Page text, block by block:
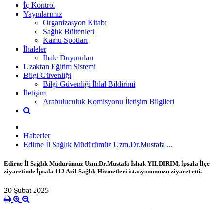
İç Kontrol
Yayınlarımız
Organizasyon Kitabı
Sağlık Bültenleri
Kamu Spotları
İhaleler
İhale Duyuruları
Uzaktan Eğitim Sistemi
Bilgi Güvenliği
Bilgi Güvenliği İhlal Bildirimi
İletişim
Arabuluculuk Komisyonu İletişim Bilgileri
Haberler
Edirne İl Sağlık Müdürümüz Uzm.Dr.Mustafa ...
Edirne İl Sağlık Müdürümüz Uzm.Dr.Mustafa İshak YILDIRIM, İpsala İlçe
ziyaretinde İpsala 112 Acil Sağlık Hizmetleri istasyonumuzu ziyaret etti.
20 Şubat 2025